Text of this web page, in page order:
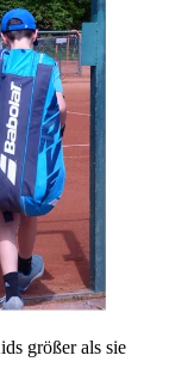
größer als sie